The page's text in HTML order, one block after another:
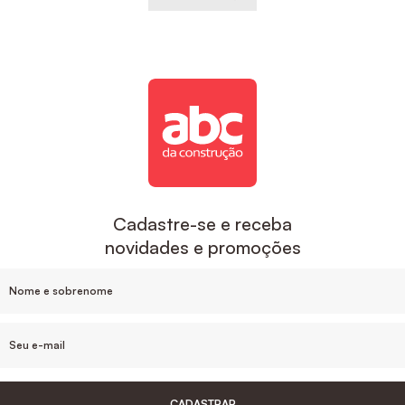
Cadastre-se e receba
novidades e promoções